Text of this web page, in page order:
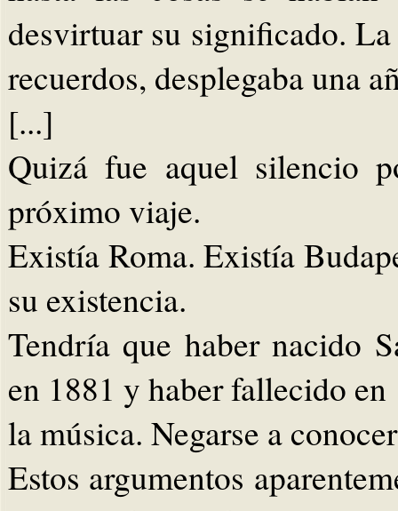
desvirtuar su significado.
recuerdos, desplegaba una
[...]
Quizá fue aquel silencio
próximo viaje.
Existía Roma. Existía
su existencia.
Tendría que haber nacido
en 1881 y haber fallecido
la música. Negarse a
Estos argumentos